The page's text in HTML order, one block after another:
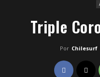
Triple
Por Chilesurf